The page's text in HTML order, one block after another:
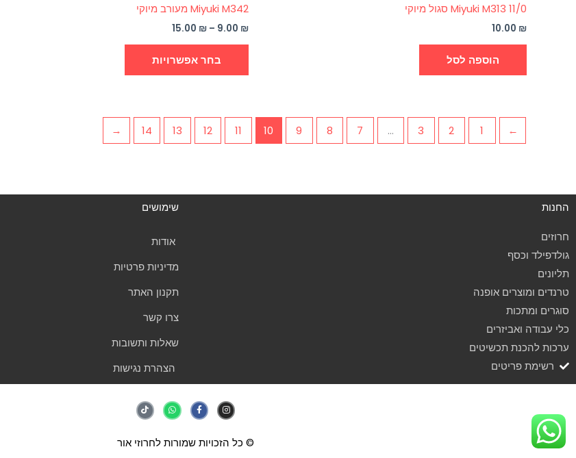
Miyuki M313 11/0 סגול מיוקי
10.00 ₪
הוספה לסל
Miyuki M342 מעורב מיוקי
9.00 ₪
–
15.00 ₪
בחר אפשרויות
→
1
2
3
…
7
8
9
10
11
12
13
14
←
החנות
חרוזים
גולדפילד וכסף
תליונים
טרנדים ומוצרים אופנה
סוגרים ומתכות
כלי עבודה ואביזרים
ערכות להכנת תכשיטים
רשימת פריטים
שימושים
אודות
מדיניות פרטיות
תקנון האתר
צרו קשר
שאלות ותשובות
הצהרת נגישות
n
s
t
r
a
c
e
o
h
a
t
p
i
k
t
© כל הזכויות שמורות לחרוזי אור